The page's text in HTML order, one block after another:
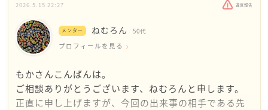
2026.5.15 22:27 違反報告
メンター ねむろん 50代
プロフィールを見る
もかさんこんばんは。
ご相談ありがとうございます、ねむろんと申します。
正直に申し上げますが、今回の出来事の相手である先